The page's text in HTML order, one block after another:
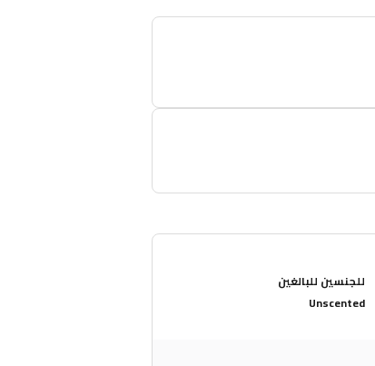
للجنسين للبالغين
Unscented